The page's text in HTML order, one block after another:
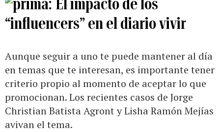
El impacto de los
“influencers” en el diario vivir
Aunque seguir a uno te puede mantener al día
en temas que te interesan, es importante tener
criterio propio al momento de aceptar lo que
promocionan. Los recientes casos de Jorge
Christian Batista Agront y Lisha Ramón Mejías
avivan el tema.